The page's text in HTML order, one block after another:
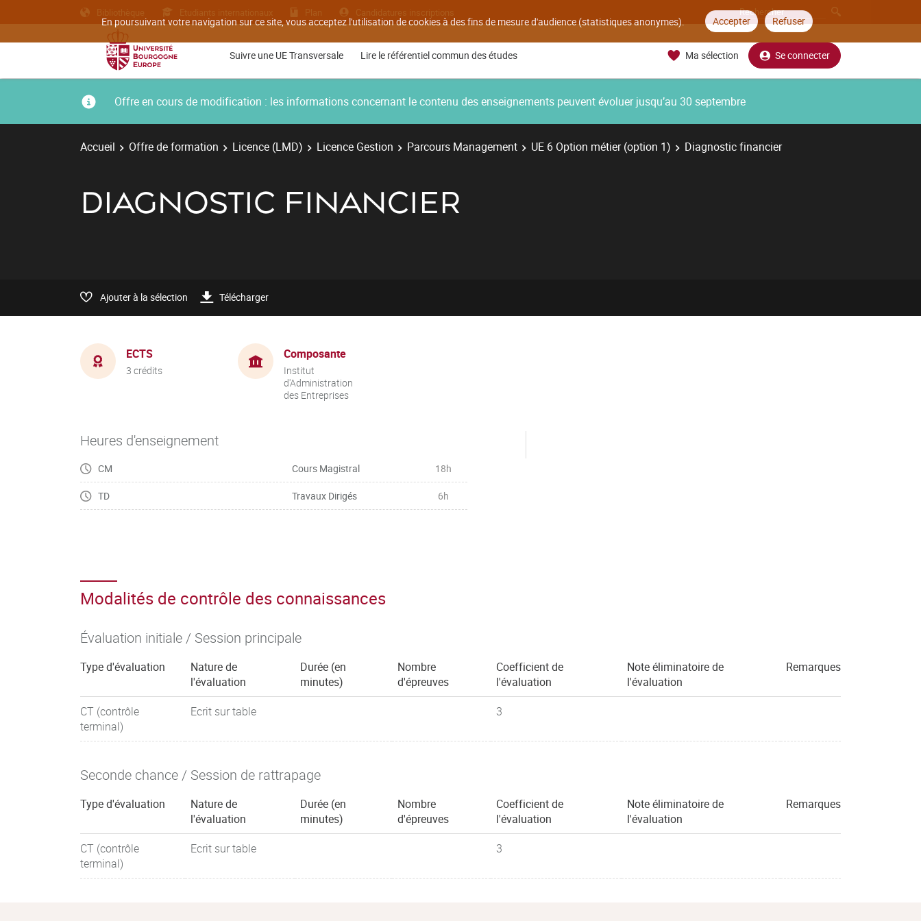
En poursuivant votre navigation sur ce site, vous acceptez l'utilisation de cookies à des fins de mesure d'audience (statistiques anonymes). Accepter Refuser
Bibliothèque Etudiants internationaux Plan Candidatures inscriptions
Suivre une UE Transversale Lire le référentiel commun des études Ma sélection Se connecter
Offre en cours de modification : les informations concernant le contenu des enseignements peuvent évoluer jusqu’au 30 septembre
Accueil Offre de formation Licence (LMD) Licence Gestion Parcours Management UE 6 Option métier (option 1) Diagnostic financier
DIAGNOSTIC FINANCIER
Ajouter à la sélection Télécharger
ECTS
3 crédits
Composante
Institut
d'Administration
des Entreprises
Heures d'enseignement
CM Cours Magistral 18h
TD Travaux Dirigés 6h
Modalités de contrôle des connaissances
Évaluation initiale / Session principale
Type d'évaluation
Nature de
l'évaluation
Durée (en
minutes)
Nombre
d'épreuves
Coefficient de
l'évaluation
Note éliminatoire de
l'évaluation
Remarques
CT (contrôle
terminal)
Ecrit sur table 3
Seconde chance / Session de rattrapage
Type d'évaluation
Nature de
l'évaluation
Durée (en
minutes)
Nombre
d'épreuves
Coefficient de
l'évaluation
Note éliminatoire de
l'évaluation
Remarques
CT (contrôle
terminal)
Ecrit sur table 3